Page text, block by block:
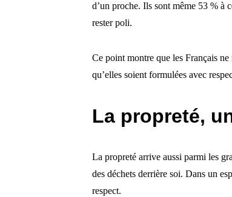
d’un proche. Ils sont même 53 % à
rester poli.
Ce point montre que les Français
qu’elles soient formulées avec
La propreté,
La propreté arrive aussi parmi les
des déchets derrière soi. Dans un
respect.